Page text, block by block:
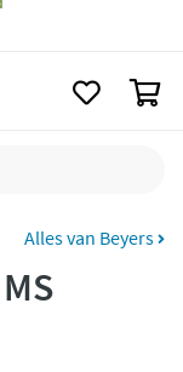
Alles van Beyers